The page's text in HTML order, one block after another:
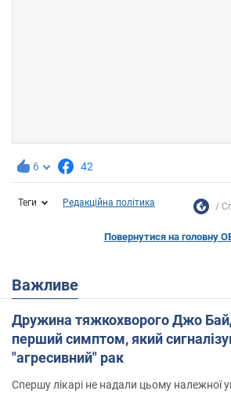
6 42
Теги Редакційна політика
Повернутися на головну
Важливе
Дружина тяжкохворого Джо
перший симптом, який
"агресивний" рак
Спершу лікарі не надали цьому належної